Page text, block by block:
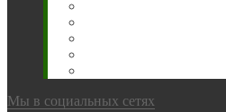
Мы в социальных сетях